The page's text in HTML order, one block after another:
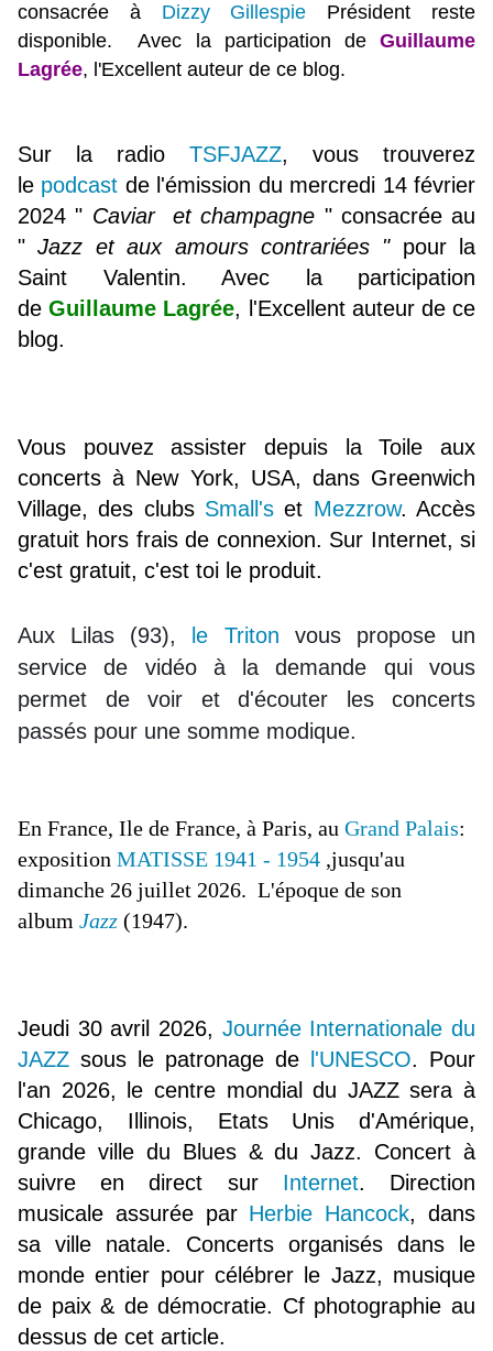
consacrée à Dizzy Gillespie Président reste
disponible. Avec la participation de Guillaume
Lagrée, l'Excellent auteur de ce blog.
Sur la radio TSFJAZZ, vous trouverez
le podcast de l'émission du mercredi 14 février
2024 " Caviar et champagne " consacrée au
"Jazz et aux amours contrariées "pour la
Saint Valentin. Avec la participation
deGuillaume Lagrée, l'Excellent auteur de ce
blog.
Vous pouvez assister depuis la Toile aux
concerts à New York, USA, dans Greenwich
Village, des clubs Small's et Mezzrow. Accès
gratuit hors frais de connexion. Sur Internet, si
c'est gratuit, c'est toi le produit.
Aux Lilas (93), le Triton vous propose un
service de vidéo à la demande qui vous
permet de voir et d'écouter les concerts
passés pour une somme modique.
En France, Ile de France, à Paris, au Grand Palais:
exposition MATISSE 1941 - 1954 ,jusqu'au
dimanche 26 juillet 2026. L'époque de son
album Jazz (1947).
Jeudi 30 avril 2026, Journée Internationale du
JAZZ sous le patronage de l'UNESCO. Pour
l'an 2026, le centre mondial du JAZZ sera à
Chicago, Illinois, Etats Unis d'Amérique,
grande ville du Blues & du Jazz. Concert à
suivre en direct sur Internet. Direction
musicale assurée par Herbie Hancock, dans
sa ville natale. Concerts organisés dans le
monde entier pour célébrer le Jazz, musique
de paix & de démocratie. Cf photographie au
dessus de cet article.